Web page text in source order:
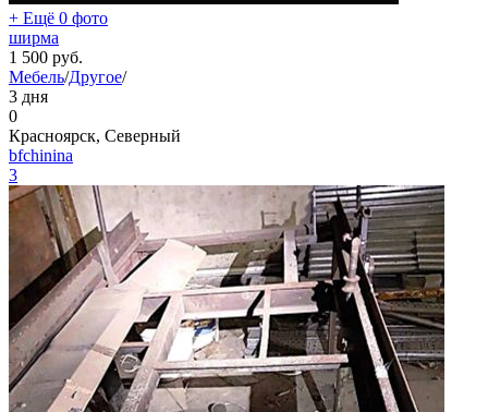
+ Ещё 0 фото
ширма
1 500 руб.
Мебель/Другое/
3 дня
0
Красноярск, Северный
bfchinina
3